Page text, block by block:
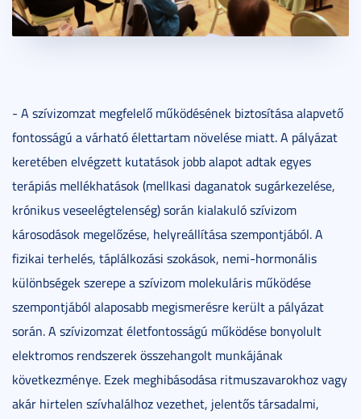
- A szívizomzat megfelelő működésének biztosítása alapvető
fontosságú a várható élettartam növelése miatt. A pályázat
keretében elvégzett kutatások jobb alapot adtak egyes
terápiás mellékhatások (mellkasi daganatok sugárkezelése,
krónikus veseelégtelenség) során kialakuló szívizom
károsodások megelőzése, helyreállítása szempontjából. A
fizikai terhelés, táplálkozási szokások, nemi-hormonális
különbségek szerepe a szívizom molekuláris működése
szempontjából alaposabb megismerésre került a pályázat
során. A szívizomzat életfontosságú működése bonyolult
elektromos rendszerek összehangolt munkájának
következménye. Ezek meghibásodása ritmuszavarokhoz vagy
akár hirtelen szívhalálhoz vezethet, jelentős társadalmi,